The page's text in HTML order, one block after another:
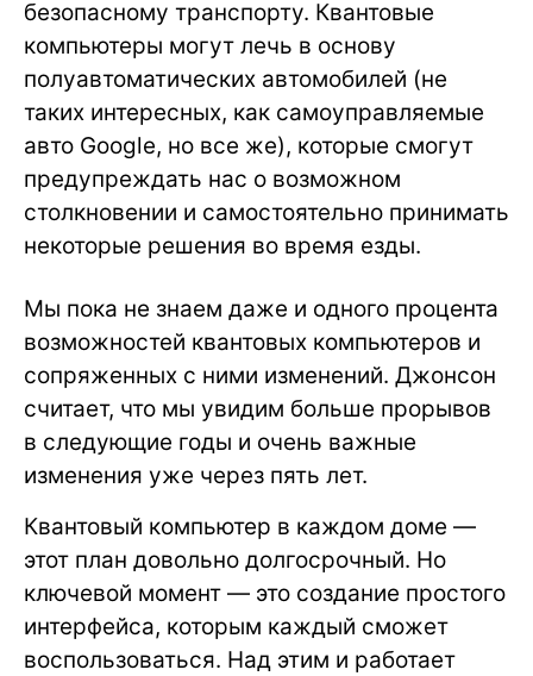
безопасному транспорту. Квантовые
компьютеры могут лечь в основу
полуавтоматических автомобилей (не
таких интересных, как самоуправляемые
авто Google, но все же), которые смогут
предупреждать нас о возможном
столкновении и самостоятельно принимать
некоторые решения во время езды.
Мы пока не знаем даже и одного процента
возможностей квантовых компьютеров и
сопряженных с ними изменений. Джонсон
считает, что мы увидим больше прорывов
в следующие годы и очень важные
изменения уже через пять лет.
Квантовый компьютер в каждом доме —
этот план довольно долгосрочный. Но
ключевой момент — это создание простого
интерфейса, которым каждый сможет
воспользоваться. Над этим и работает